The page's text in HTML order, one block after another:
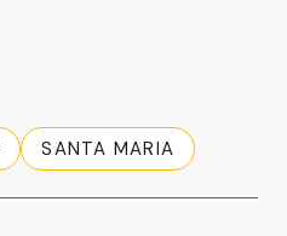
SANTA MARIA